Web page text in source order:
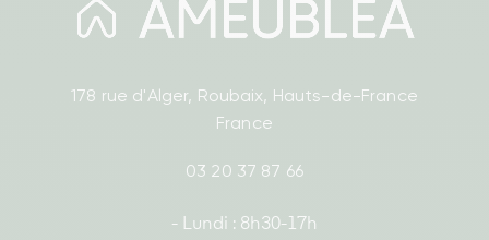
178 rue d'Alger, Roubaix, Hauts-de-France
France
03 20 37 87 66
- Lundi : 8h30-17h